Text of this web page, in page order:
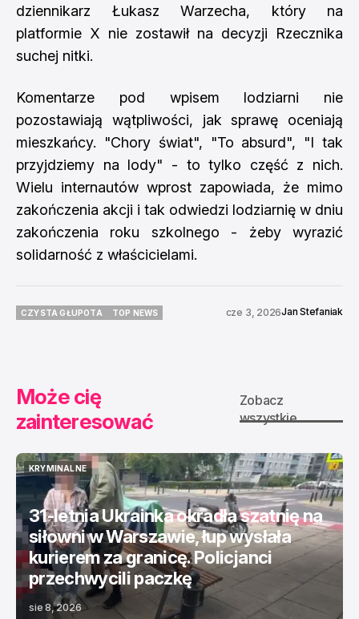
dziennikarz Łukasz Warzecha, który na
platformie X nie zostawił na decyzji Rzecznika
suchej nitki.
Komentarze pod wpisem lodziarni nie
pozostawiają wątpliwości, jak sprawę oceniają
mieszkańcy. "Chory świat", "To absurd", "I tak
przyjdziemy na lody" - to tylko część z nich.
Wielu internautów wprost zapowiada, że mimo
zakończenia akcji i tak odwiedzi lodziarnię w dniu
zakończenia roku szkolnego - żeby wyrazić
solidarność z właścicielami.
CZYSTA GŁUPOTA
TOP NEWS
cze 3, 2026Jan Stefaniak
Może cię
zainteresować
Zobacz
wszystkie
KRYMINALNE
KRYMINALNE
31-letnia Ukrainka okradła szatnię na
siłowni w Warszawie, łup wysłała
kurierem za granicę. Policjanci
przechwycili paczkę
sie 8, 2026